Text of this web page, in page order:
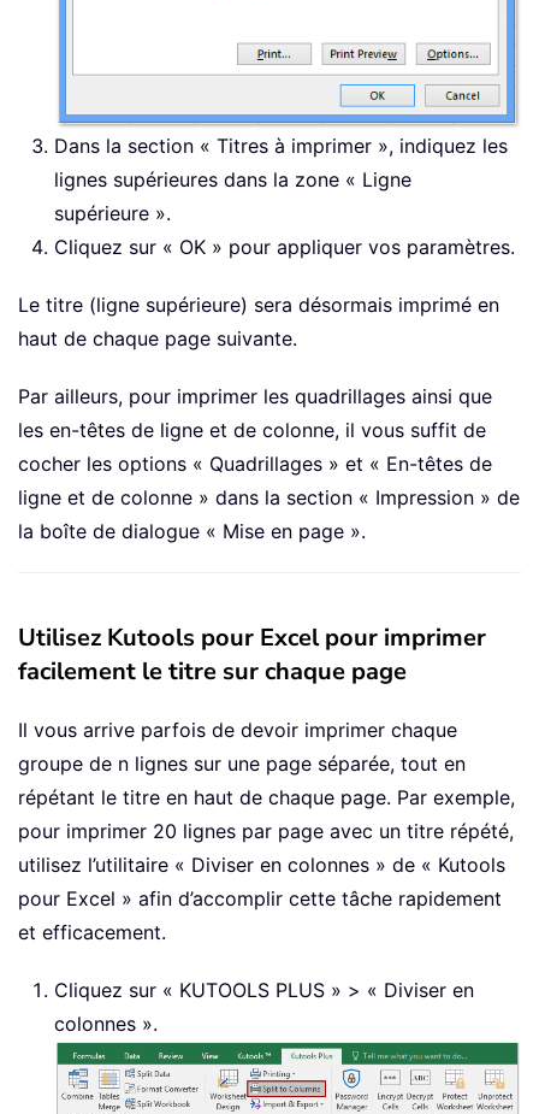
Dans la section « Titres à imprimer », indiquez les
lignes supérieures dans la zone « Ligne
supérieure ».
Cliquez sur « OK » pour appliquer vos paramètres.
Le titre (ligne supérieure) sera désormais imprimé en
haut de chaque page suivante.
Par ailleurs, pour imprimer les quadrillages ainsi que
les en-têtes de ligne et de colonne, il vous suffit de
cocher les options « Quadrillages » et « En-têtes de
ligne et de colonne » dans la section « Impression » de
la boîte de dialogue « Mise en page ».
Utilisez Kutools pour Excel pour imprimer
facilement le titre sur chaque page
Il vous arrive parfois de devoir imprimer chaque
groupe de n lignes sur une page séparée, tout en
répétant le titre en haut de chaque page. Par exemple,
pour imprimer 20 lignes par page avec un titre répété,
utilisez l’utilitaire « Diviser en colonnes » de « Kutools
pour Excel » afin d’accomplir cette tâche rapidement
et efficacement.
Cliquez sur « KUTOOLS PLUS » > « Diviser en
colonnes ».